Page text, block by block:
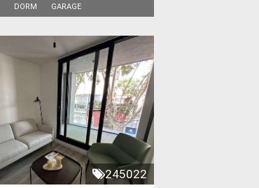
DORM GARAGE
245022